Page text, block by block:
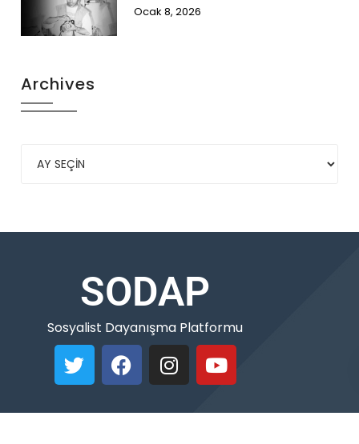
Ocak 8, 2026
Archives
SODAP
Sosyalist Dayanışma Platformu